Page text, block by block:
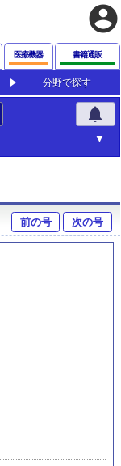
account_circle
医療機器 書籍通販
分野で探す
notifications
前の号 次の号